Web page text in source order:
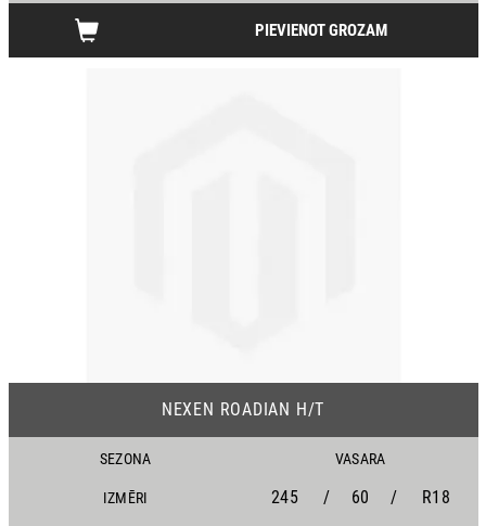
PIEVIENOT GROZAM
NEXEN ROADIAN H/T
SEZONA VASARA
IZMĒRI 245 / 60 / R18